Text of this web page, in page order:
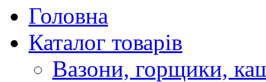
Головна
Каталог товарів
Вазони, горщики,